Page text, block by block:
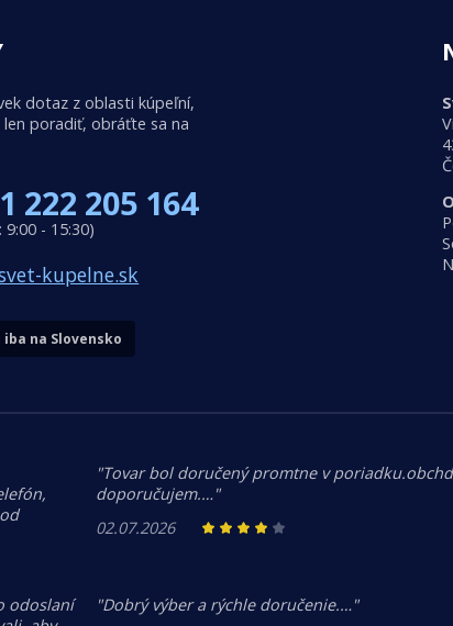
dotaz z oblasti kúpeľní,
poradiť, obráťte sa na
222 205 164
9:00 - 15:30)
kupelne.sk
iba na Slovensko
"Tovar bol doručený promtne v poriadku.obchd
doporučujem.…"
02.07.2026
odoslaní
"Dobrý výber a rýchle doručenie.…"